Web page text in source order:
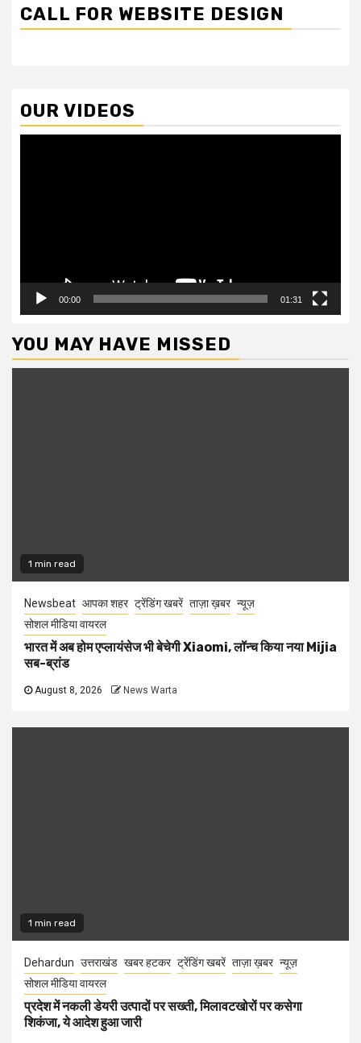
CALL FOR WEBSITE DESIGN
OUR VIDEOS
00:00 01:31
YOU MAY HAVE MISSED
1 min read
Newsbeat आपका शहर ट्रेंडिंग खबरें ताज़ा ख़बर न्यूज़
सोशल मीडिया वायरल
भारत में अब होम एप्लायंसेज भी बेचेगी Xiaomi, लॉन्च किया नया Mijia
सब-ब्रांड
August 8, 2026 News Warta
1 min read
Dehardun उत्तराखंड खबर हटकर ट्रेंडिंग खबरें ताज़ा ख़बर न्यूज़
सोशल मीडिया वायरल
प्रदेश में नकली डेयरी उत्पादों पर सख्ती, मिलावटखोरों पर कसेगा
शिकंजा, ये आदेश हुआ जारी